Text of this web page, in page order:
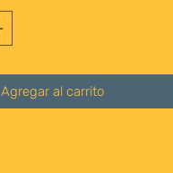
Agregar al carrito